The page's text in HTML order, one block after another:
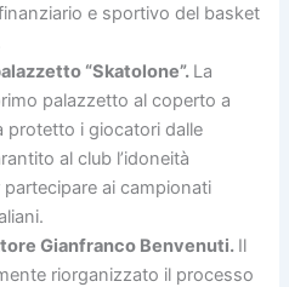
e sportivo del basket
“Skatolone”. La
palazzetto al coperto a
protetto i giocatori dalle
al club l’idoneità
ai campionati
Gianfranco Benvenuti. Il
riorganizzato il processo